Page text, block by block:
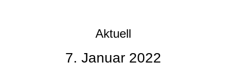
Aktuell
7. Januar 2022